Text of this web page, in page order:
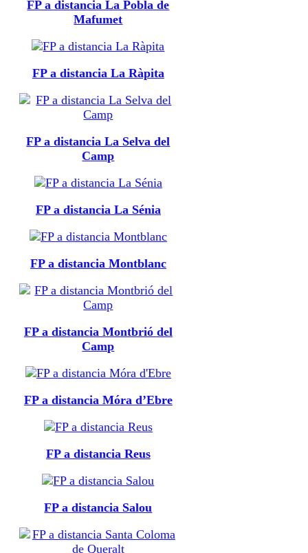
FP a distancia La Pobla de
Mafumet
FP a distancia La Ràpita
FP a distancia La Selva del
Camp
FP a distancia La Sénia
FP a distancia Montblanc
FP a distancia Montbrió del
Camp
FP a distancia Móra d’Ebre
FP a distancia Reus
FP a distancia Salou